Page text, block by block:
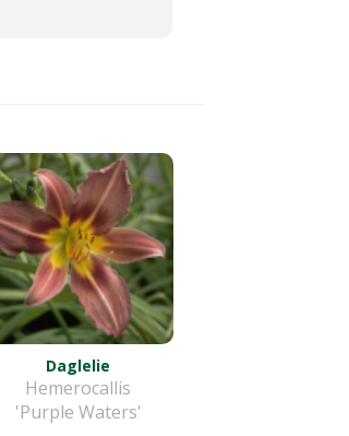
Daglelie
Hemerocallis
'Purple Waters'